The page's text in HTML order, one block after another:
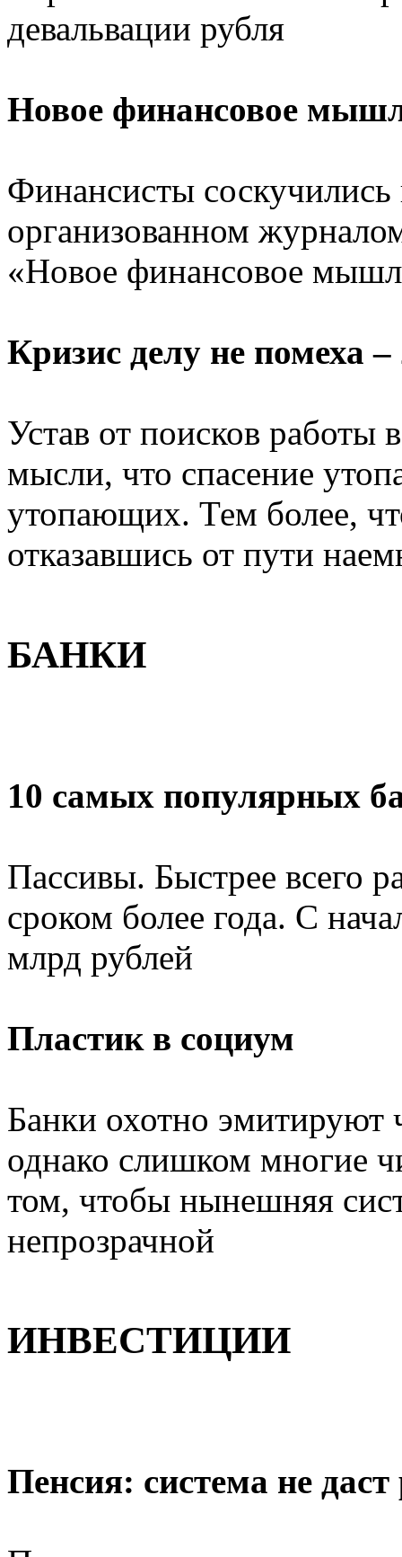
девальвации рубля
Новое финансовое
Финансисты
организованном
«Новое финансовое
Кризис делу не помеха –
Устав от поисков работы
мысли, что спасение
утопающих. Тем более,
отказавшись от пути
БАНКИ
10 самых популярных
Пассивы. Быстрее всего
сроком более года. С
млрд рублей
Пластик в социум
Банки охотно эмитируют
однако слишком многие
том, чтобы нынешняя
непрозрачной
ИНВЕСТИЦИИ
Пенсия: система не даст